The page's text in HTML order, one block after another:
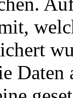
Daten